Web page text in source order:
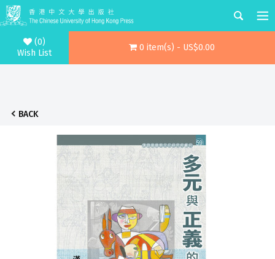
(0)
Wish List
0 item(s) - US$0.00
BACK